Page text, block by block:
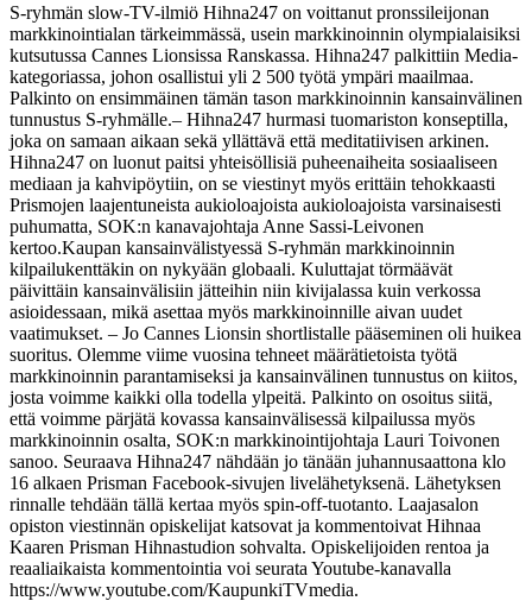
S-ryhmän slow-TV-ilmiö Hihna247 on voittanut pronssileijonan
markkinointialan tärkeimmässä, usein markkinoinnin olympialaisiksi
kutsutussa Cannes Lionsissa Ranskassa. Hihna247 palkittiin Media-
kategoriassa, johon osallistui yli 2 500 työtä ympäri maailmaa.
Palkinto on ensimmäinen tämän tason markkinoinnin kansainvälinen
tunnustus S-ryhmälle.– Hihna247 hurmasi tuomariston konseptilla,
joka on samaan aikaan sekä yllättävä että meditatiivisen arkinen.
Hihna247 on luonut paitsi yhteisöllisiä puheenaiheita sosiaaliseen
mediaan ja kahvipöytiin, on se viestinyt myös erittäin tehokkaasti
Prismojen laajentuneista aukioloajoista aukioloajoista varsinaisesti
puhumatta, SOK:n kanavajohtaja Anne Sassi-Leivonen
kertoo.Kaupan kansainvälistyessä S-ryhmän markkinoinnin
kilpailukenttäkin on nykyään globaali. Kuluttajat törmäävät
päivittäin kansainvälisiin jätteihin niin kivijalassa kuin verkossa
asioidessaan, mikä asettaa myös markkinoinnille aivan uudet
vaatimukset. – Jo Cannes Lionsin shortlistalle pääseminen oli huikea
suoritus. Olemme viime vuosina tehneet määrätietoista työtä
markkinoinnin parantamiseksi ja kansainvälinen tunnustus on kiitos,
josta voimme kaikki olla todella ylpeitä. Palkinto on osoitus siitä,
että voimme pärjätä kovassa kansainvälisessä kilpailussa myös
markkinoinnin osalta, SOK:n markkinointijohtaja Lauri Toivonen
sanoo. Seuraava Hihna247 nähdään jo tänään juhannusaattona klo
16 alkaen Prisman Facebook-sivujen livelähetyksenä. Lähetyksen
rinnalle tehdään tällä kertaa myös spin-off-tuotanto. Laajasalon
opiston viestinnän opiskelijat katsovat ja kommentoivat Hihnaa
Kaaren Prisman Hihnastudion sohvalta. Opiskelijoiden rentoa ja
reaaliaikaista kommentointia voi seurata Youtube-kanavalla
https://www.youtube.com/KaupunkiTVmedia.